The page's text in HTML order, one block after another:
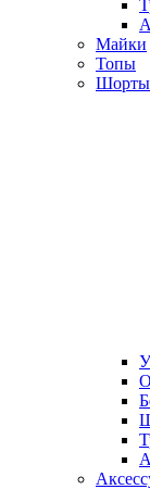
Майки
Топы